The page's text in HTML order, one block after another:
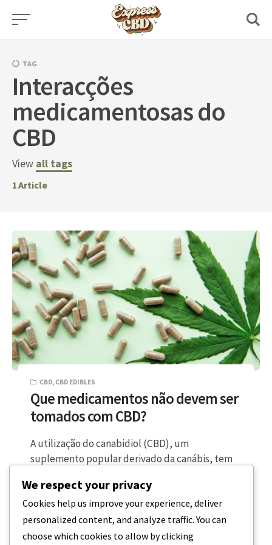
Skip
TAG
Interacções
medicamentosas do
CBD
View all tags
1Article
CBD, CBD EDIBLES
Que medicamentos não devem ser
tomados com CBD?
A utilização do canabidiol (CBD), um
suplemento popular derivado da canábis, tem
últimos…
6 MINUTOS DE LEITURA 20 DE DEZEMBRO, 2023
We respect your privacy
Cookies help us improve your experience, deliver
personalized content, and analyze traffic. You can
choose which cookies to allow by clicking